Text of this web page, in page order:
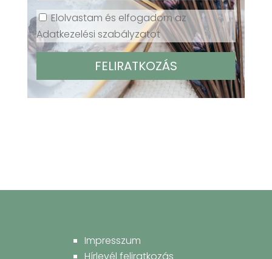
Elolvastam és elfogadom az
Adatkezelési szabályzatot
Impresszum
Hírlevél feliratkozás